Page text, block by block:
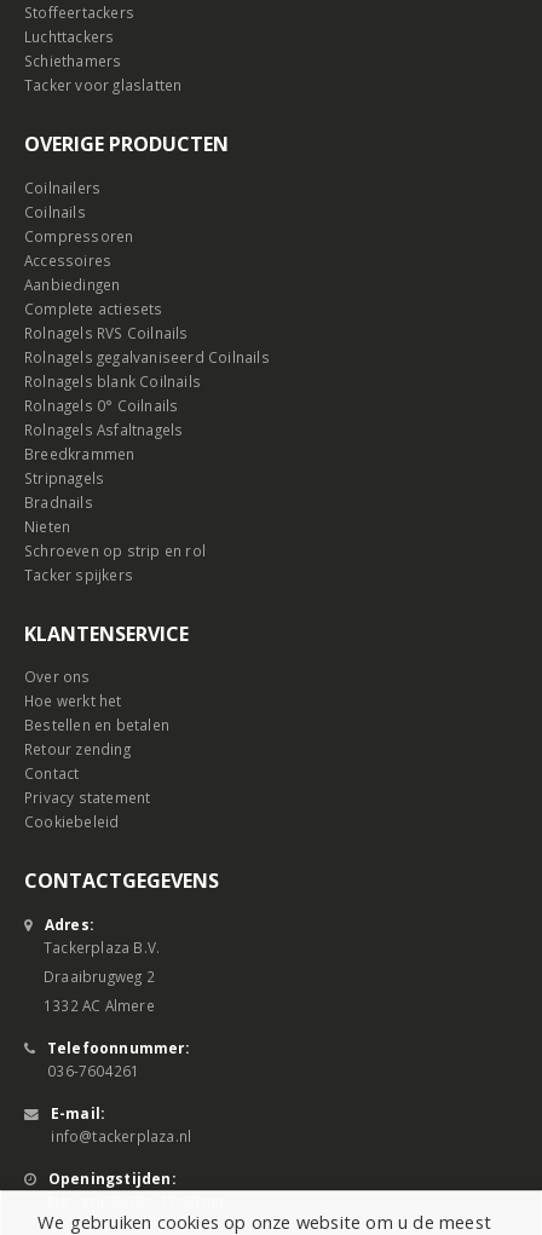
Stoffeertackers
Luchttackers
Schiethamers
Tacker voor glaslatten
OVERIGE PRODUCTEN
Coilnailers
Coilnails
Compressoren
Accessoires
Aanbiedingen
Complete actiesets
Rolnagels RVS Coilnails
Rolnagels gegalvaniseerd Coilnails
Rolnagels blank Coilnails
Rolnagels 0° Coilnails
Rolnagels Asfaltnagels
Breedkrammen
Stripnagels
Bradnails
Nieten
Schroeven op strip en rol
Tacker spijkers
KLANTENSERVICE
Over ons
Hoe werkt het
Bestellen en betalen
Retour zending
Contact
Privacy statement
Cookiebeleid
CONTACTGEGEVENS
Adres:
Tackerplaza B.V.
Draaibrugweg 2
1332 AC Almere
Telefoonnummer:
036-7604261
E-mail:
info@tackerplaza.nl
Openingstijden:
We gebruiken cookies op onze website om u de meest